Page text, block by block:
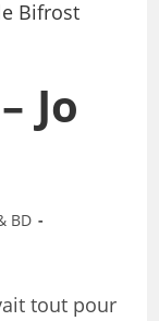
Jo
BD
tout pour